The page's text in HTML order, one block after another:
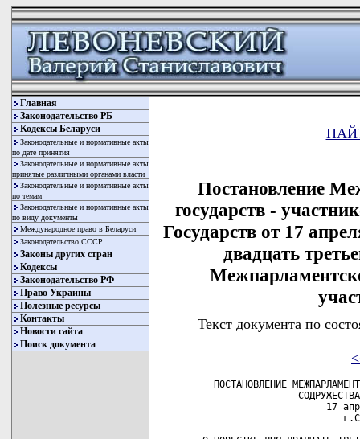
Главная
Законодательство РБ
Кодексы Беларуси
Законодательные и нормативные акты
по дате принятия
Законодательные и нормативные акты
принятые различными органами власти
Законодательные и нормативные акты
по темам
Законодательные и нормативные акты
по виду документы
Международное право в Беларуси
Законодательство СССР
Законы других стран
Кодексы
Законодательство РФ
Право Украины
Полезные ресурсы
Контакты
Новости сайта
Поиск документа
Постановление
государств -
Государств от 17
двадцать
Текст документа по
ПОСТАНОВЛЕНИЕ
17